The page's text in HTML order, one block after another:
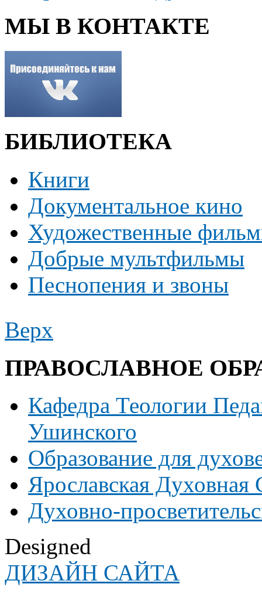
МЫ В КОНТАКТЕ
БИБЛИОТЕКА
Книги
Документальное кино
Художественные
Добрые мультфильмы
Песнопения и звоны
Верх
ПРАВОСЛАВНОЕ
Кафедра Теологии
Ушинского
Образование для
Ярославская Духовная
Духовно-
Designed
ДИЗАЙН САЙТА